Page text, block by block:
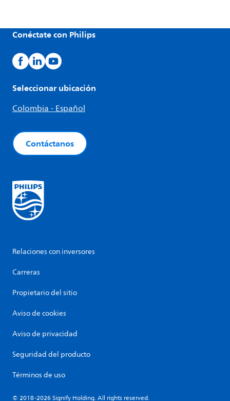
Conéctate con Philips
Seleccionar ubicación
Colombia - Español
Contáctanos
Relaciones con inversores
Carreras
Propietario del sitio
Aviso de cookies
Aviso de privacidad
Seguridad del producto
Términos de uso
© 2018-2026 Signify Holding. All rights reserved.